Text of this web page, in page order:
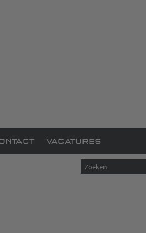
VACATURES